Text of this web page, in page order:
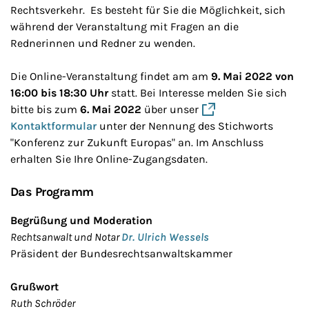
Rechtsverkehr. Es besteht für Sie die Möglichkeit, sich
während der Veranstaltung mit Fragen an die
Rednerinnen und Redner zu wenden.
Die Online-Veranstaltung findet am am 9. Mai 2022 von
16:00 bis 18:30 Uhr statt. Bei Interesse melden Sie sich
bitte bis zum 6. Mai 2022 über unser
Kontaktformular unter der Nennung des Stichworts
"Konferenz zur Zukunft Europas" an. Im Anschluss
erhalten Sie Ihre Online-Zugangsdaten.
Das Programm
Begrüßung und Moderation
Rechtsanwalt und NotarDr. Ulrich Wessels
Präsident der Bundesrechtsanwaltskammer
Grußwort
Ruth Schröder